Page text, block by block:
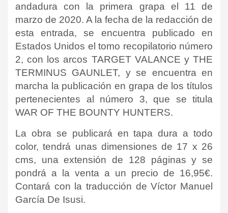
andadura con la primera grapa el 11 de
marzo de 2020. A la fecha de la redacción de
esta entrada, se encuentra publicado en
Estados Unidos el tomo recopilatorio número
2, con los arcos TARGET VALANCE y THE
TERMINUS GAUNLET, y se encuentra en
marcha la publicación en grapa de los títulos
pertenecientes al número 3, que se titula
WAR OF THE BOUNTY HUNTERS.
La obra se publicará en tapa dura a todo
color, tendrá unas dimensiones de 17 x 26
cms, una extensión de 128 páginas y se
pondrá a la venta a un precio de 16,95€.
Contará con la traducción de Víctor Manuel
García De Isusi.